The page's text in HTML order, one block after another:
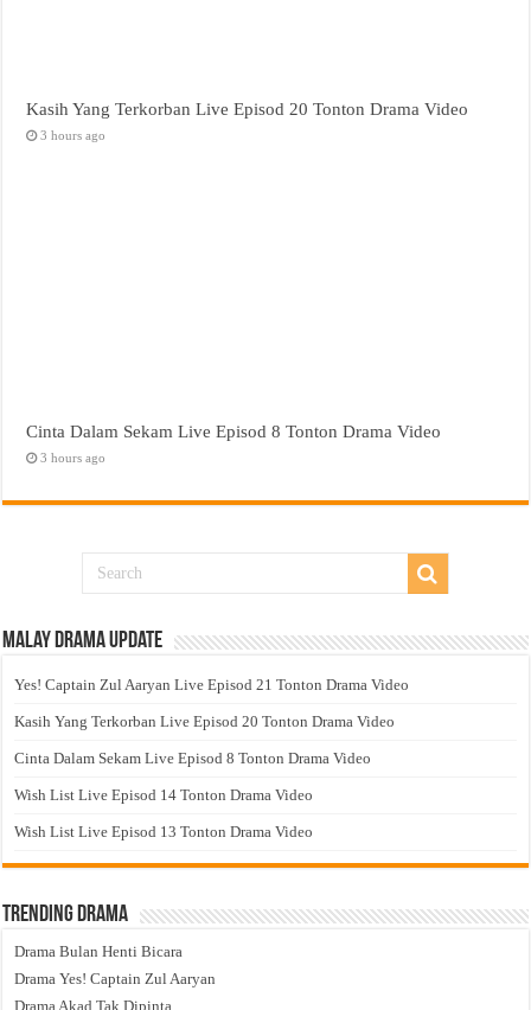
Kasih Yang Terkorban Live Episod 20 Tonton Drama Video
3 hours ago
Cinta Dalam Sekam Live Episod 8 Tonton Drama Video
3 hours ago
Malay Drama Update
Yes! Captain Zul Aaryan Live Episod 21 Tonton Drama Video
Kasih Yang Terkorban Live Episod 20 Tonton Drama Video
Cinta Dalam Sekam Live Episod 8 Tonton Drama Video
Wish List Live Episod 14 Tonton Drama Video
Wish List Live Episod 13 Tonton Drama Video
Trending Drama
Drama Bulan Henti Bicara
Drama Yes! Captain Zul Aaryan
Drama Akad Tak Dipinta